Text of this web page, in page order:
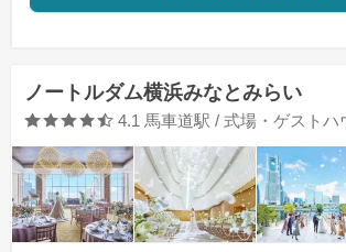
ノートルダム横浜みなとみらい
口コミ評価
4.1 馬車道駅 / 式場・ゲストハ